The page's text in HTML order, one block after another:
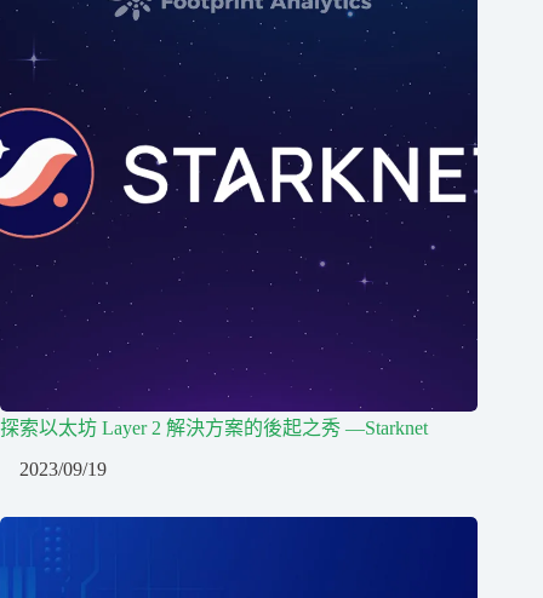
探索以太坊 Layer 2 解決方案的後起之秀 —Starknet
2023/09/19